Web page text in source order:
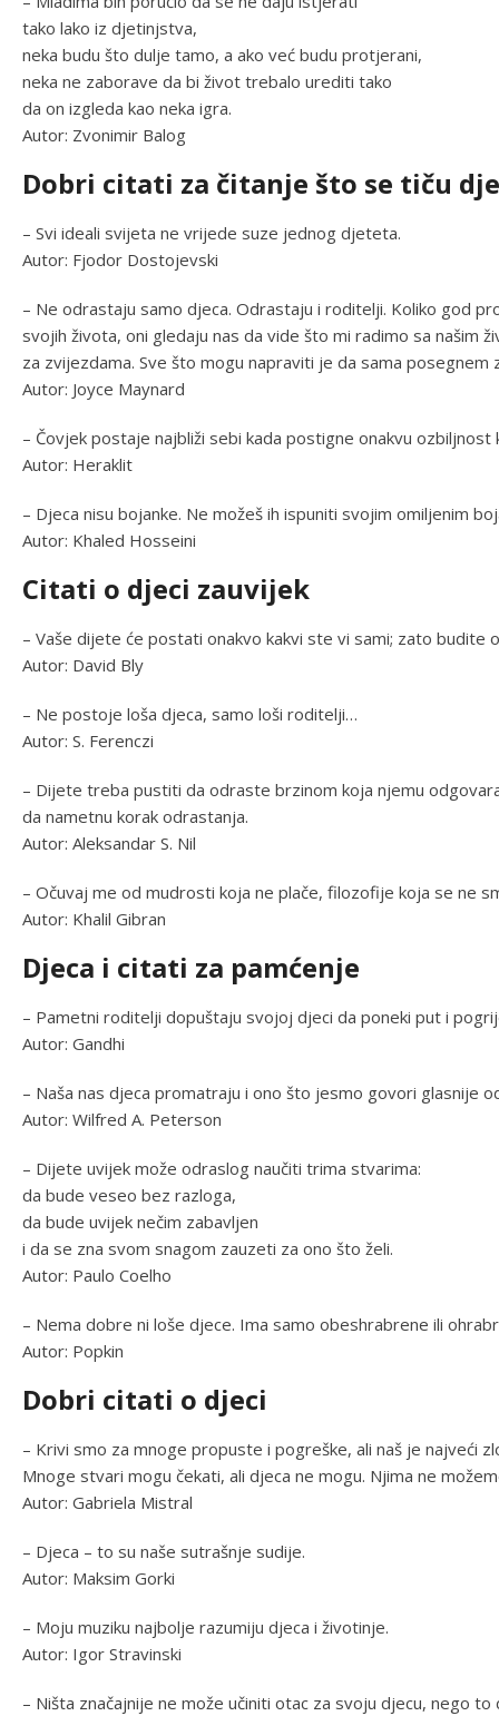
tako lako iz djetinjstva,
neka budu što dulje tamo, a ako već budu protjerani,
neka ne zaborave da bi život trebalo urediti tako
da on izgleda kao neka igra.
Autor: Zvonimir Balog
Dobri citati za čitanje što se tiču
– Svi ideali svijeta ne vrijede suze jednog djeteta.
Autor: Fjodor Dostojevski
– Ne odrastaju samo djeca. Odrastaju i roditelji. Koliko god
svojih života, oni gledaju nas da vide što mi radimo sa našim
za zvijezdama. Sve što mogu napraviti je da sama posegnem
Autor: Joyce Maynard
– Čovjek postaje najbliži sebi kada postigne onakvu ozbiljnost
Autor: Heraklit
– Djeca nisu bojanke. Ne možeš ih ispuniti svojim omiljenim
Autor: Khaled Hosseini
Citati o djeci zauvijek
– Vaše dijete će postati onakvo kakvi ste vi sami; zato budite
Autor: David Bly
– Ne postoje loša djeca, samo loši roditelji…
Autor: S. Ferenczi
– Dijete treba pustiti da odraste brzinom koja njemu
da nametnu korak odrastanja.
Autor: Aleksandar S. Nil
– Očuvaj me od mudrosti koja ne plače, filozofije koja se ne
Autor: Khalil Gibran
Djeca i citati za pamćenje
– Pametni roditelji dopuštaju svojoj djeci da poneki put i
Autor: Gandhi
– Naša nas djeca promatraju i ono što jesmo govori glasnije
Autor: Wilfred A. Peterson
– Dijete uvijek može odraslog naučiti trima stvarima:
da bude veseo bez razloga,
da bude uvijek nečim zabavljen
i da se zna svom snagom zauzeti za ono što želi.
Autor: Paulo Coelho
– Nema dobre ni loše djece. Ima samo obeshrabrene ili
Autor: Popkin
Dobri citati o djeci
– Krivi smo za mnoge propuste i pogreške, ali naš je najveći
Mnoge stvari mogu čekati, ali djeca ne mogu. Njima ne
Autor: Gabriela Mistral
– Djeca – to su naše sutrašnje sudije.
Autor: Maksim Gorki
– Moju muziku najbolje razumiju djeca i životinje.
Autor: Igor Stravinski
– Ništa značajnije ne može učiniti otac za svoju djecu, nego to